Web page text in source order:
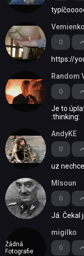
0
https://
0
Random
Je to
:thinking:
0
AndyKE
uz
0
Mlsoun
Já. Čekal
Žádná
Fotografie
0
migilko